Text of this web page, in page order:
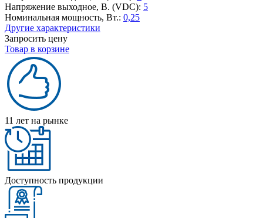
Напряжение выходное, В. (VDC): 5
Номинальная мощность, Вт.: 0,25
Другие характеристики
Запросить цену
Товар в корзине
11 лет на рынке
Доступность продукции